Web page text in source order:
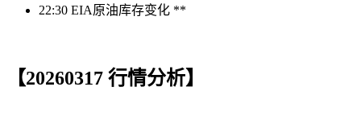
22:30 EIA原油库存变化 **
【20260317 行情分析】